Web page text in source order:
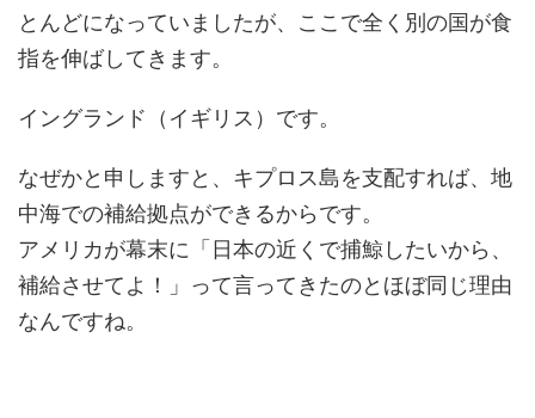
とんどになっていましたが、ここで全く別の国が食
指を伸ばしてきます。
イングランド（イギリス）です。
なぜかと申しますと、キプロス島を支配すれば、地
中海での補給拠点ができるからです。
アメリカが幕末に「日本の近くで捕鯨したいから、
補給させてよ！」って言ってきたのとほぼ同じ理由
なんですね。